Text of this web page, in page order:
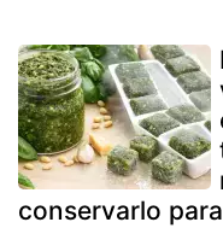
conservarlo